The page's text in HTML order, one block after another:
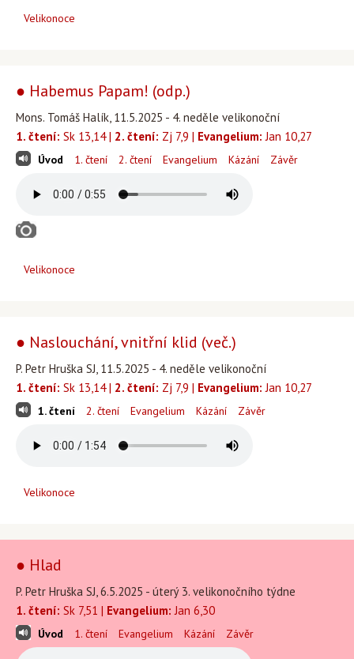
Velikonoce
● Habemus Papam! (odp.)
Mons. Tomáš Halík, 11.5.2025 - 4. neděle velikonoční
1. čtení: Sk 13,14 | 2. čtení: Zj 7,9 | Evangelium: Jan 10,27
Úvod 1. čtení 2. čtení Evangelium Kázání Závěr
Velikonoce
● Naslouchání, vnitřní klid (več.)
P. Petr Hruška SJ, 11.5.2025 - 4. neděle velikonoční
1. čtení: Sk 13,14 | 2. čtení: Zj 7,9 | Evangelium: Jan 10,27
1. čtení 2. čtení Evangelium Kázání Závěr
Velikonoce
● Hlad
P. Petr Hruška SJ, 6.5.2025 - úterý 3. velikonočního týdne
1. čtení: Sk 7,51 | Evangelium: Jan 6,30
Úvod 1. čtení Evangelium Kázání Závěr